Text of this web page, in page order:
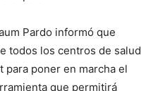
Pardo informó que
todos los centros de salud
poner en marcha el
que permitirá